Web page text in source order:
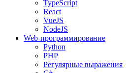
TypeScript
React
VueJS
NodeJS
Web-программирование
Python
PHP
Регулярные выражения